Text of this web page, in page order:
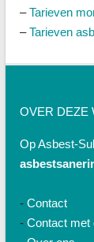
–Tarieven
–Tarieven
OVER DEZE
Op Asbest-
- Contact
- Contact met